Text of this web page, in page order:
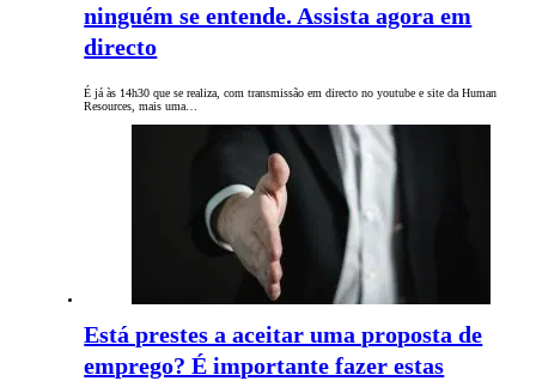
ninguém se entende. Assista agora em
directo
É já às 14h30 que se realiza, com transmissão em directo no youtube e site da Human
Resources, mais uma…
Está prestes a aceitar uma proposta de
emprego? É importante fazer estas